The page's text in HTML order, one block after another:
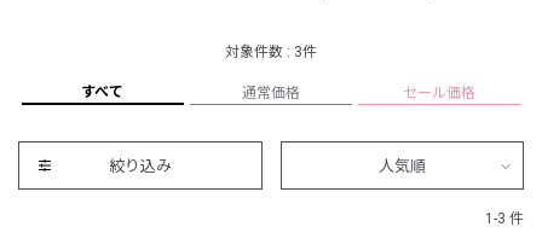
対象件数 : 3件
すべて 通常価格 セール価格
絞り込み 人気順
1-3 件